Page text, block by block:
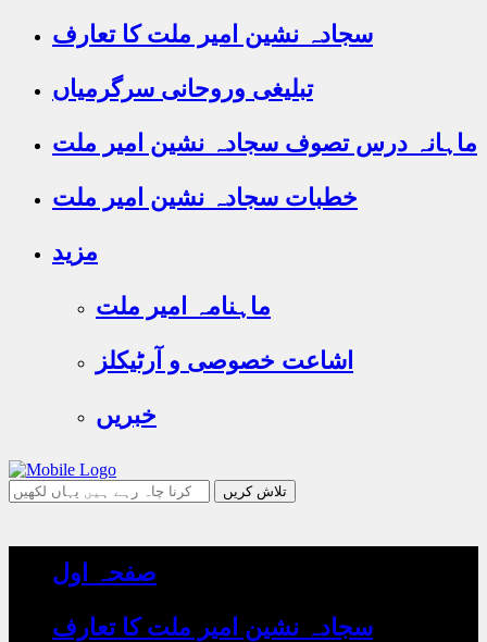
سجادہ نشین امیر ملت کا تعارف
تبلیغی وروحانی سرگرمیاں
ماہانہ درس تصوف سجادہ نشین امیر ملت
خطبات سجادہ نشین امیر ملت
مزید
ماہنامہ امیر ملت
اشاعت خصوصی و آرٹیکلز
خبریں
جو
چاہ
صفحہ اول
سجادہ نشین امیر ملت کا تعارف